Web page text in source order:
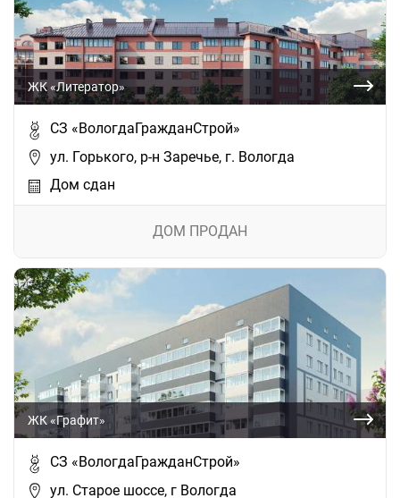
ЖК «Литератор»
СЗ «ВологдаГражданСтрой»
ул. Горького, р-н Заречье, г. Вологда
Дом сдан
ДОМ ПРОДАН
ЖК «Графит»
СЗ «ВологдаГражданСтрой»
ул. Старое шоссе, г Вологда